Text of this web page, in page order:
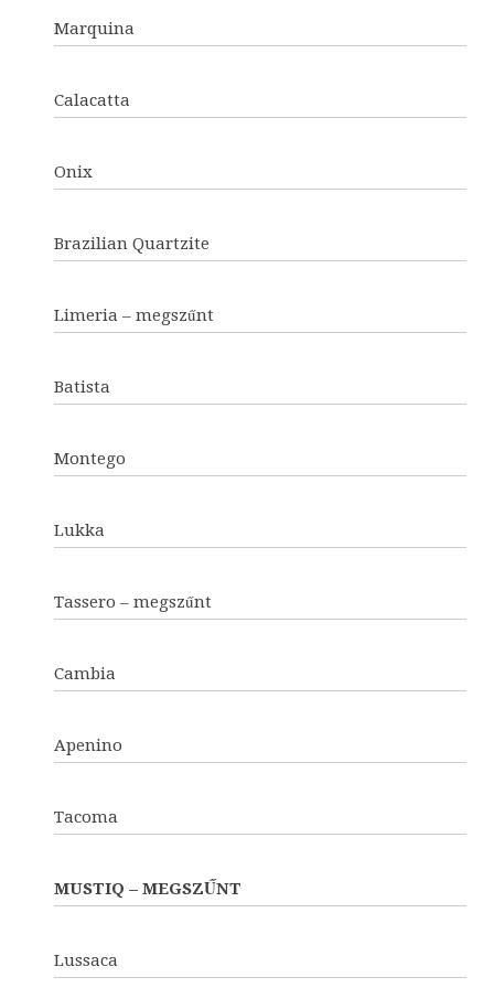
Marquina
Calacatta
Onix
Brazilian Quartzite
Limeria – megszűnt
Batista
Montego
Lukka
Tassero – megszűnt
Cambia
Apenino
Tacoma
MUSTIQ – MEGSZŰNT
Lussaca